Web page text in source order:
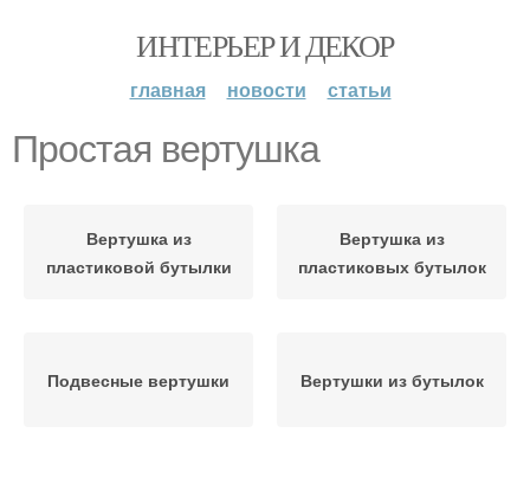
ИНТЕРЬЕР И ДЕКОР
главная новости статьи
Простая вертушка
Вертушка из
пластиковой бутылки
Вертушка из
пластиковых бутылок
Подвесные вертушки Вертушки из бутылок